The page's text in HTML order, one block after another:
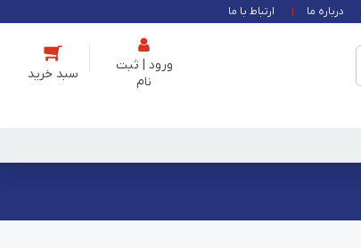
درباره ما ارتباط با ما
ورود | ثبت
نام